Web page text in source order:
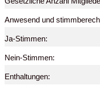
Anwesend und
Ja-Stimmen:
Nein-Stimmen:
Enthaltungen: